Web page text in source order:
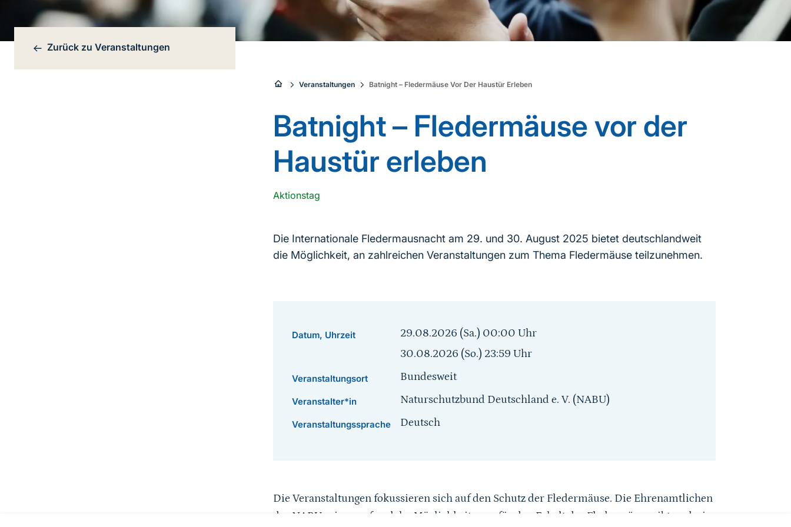
Bereichsnavigation
Zurück zu Veranstaltungen
Sie
sind
hier:
Veranstaltungen Batnight – Fledermäuse Vor Der Haustür Erleben
Batnight – Fledermäuse vor der
Haustür erleben
Aktionstag
Die Internationale Fledermausnacht am 29. und 30. August 2025 bietet deutschlandweit
die Möglichkeit, an zahlreichen Veranstaltungen zum Thema Fledermäuse teilzunehmen.
Datum, Uhrzeit 29.08.2026 (Sa.) 00:00 Uhr
30.08.2026 (So.) 23:59 Uhr
Veranstaltungsort Bundesweit
Veranstalter*in Naturschutzbund Deutschland e. V. (NABU)
Veranstaltungssprache Deutsch
Die Veranstaltungen fokussieren sich auf den Schutz der Fledermäuse. Die Ehrenamtlichen
des NABU zeigen auf, welche Möglichkeiten es für den Erhalt der Fledermäuse gibt und wie